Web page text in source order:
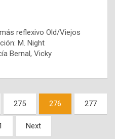
reflexivo Old/Viejos
M. Night
Bernal, Vicky
275 276 277
Next